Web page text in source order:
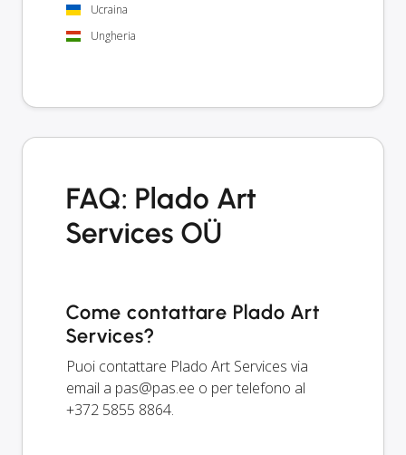
Ucraina
Ungheria
FAQ: Plado Art
Services OÜ
Come contattare Plado Art
Services?
Puoi contattare Plado Art Services via
email a pas@pas.ee o per telefono al
+372 5855 8864.